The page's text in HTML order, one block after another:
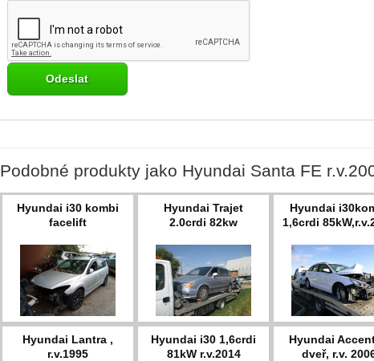
Podobné produkty jako Hyundai Santa FE
Hyundai i30 kombi
facelift
Hyundai Trajet
2.0crdi 82kw
Hyundai
1,6crdi
Hyundai Lantra ,
r.v.1995
Hyundai i30 1,6crdi
81kW r.v.2014
Hyundai
dveř, r.v.